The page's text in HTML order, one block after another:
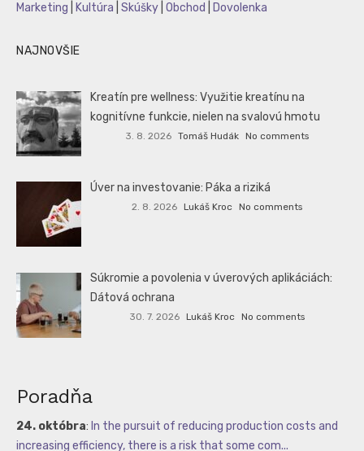
Marketing
Kultúra Skúšky Obchod Dovolenka
NAJNOVŠIE
Kreatín pre wellness: Využitie kreatínu na
kognitívne funkcie, nielen na svalovú hmotu
3. 8. 2026 Tomáš Hudák No comments
Úver na investovanie: Páka a riziká
2. 8. 2026 Lukáš Kroc No comments
Súkromie a povolenia v úverových aplikáciách:
Dátová ochrana
30. 7. 2026 Lukáš Kroc No comments
Poradňa
24. októbra: In the pursuit of reducing production costs and
increasing efficiency, there is a risk that some com...